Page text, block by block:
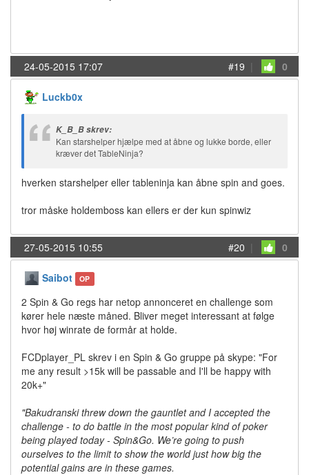
24-05-2015 17:07 #19 | 0
Luckb0x
K_B_B skrev:
Kan starshelper hjælpe med at åbne og lukke borde, eller
kræver det TableNinja?
hverken starshelper eller tableninja kan åbne spin and goes.
tror måske holdemboss kan ellers er der kun spinwiz
27-05-2015 10:55 #20 | 0
Saibot OP
2 Spin & Go regs har netop annonceret en challenge som
kører hele næste måned. Bliver meget interessant at følge
hvor høj winrate de formår at holde.
FCDplayer_PL skrev i en Spin & Go gruppe på skype: "For
me any result >15k will be passable and I'll be happy with
20k+"
"Bakudranski threw down the gauntlet and I accepted the
challenge - to do battle in the most popular kind of poker
being played today - Spin&Go. We’re going to push
ourselves to the limit to show the world just how big the
potential gains are in these games.